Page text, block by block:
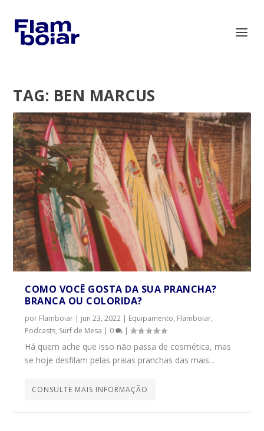
TAG: BEN MARCUS
COMO VOCÊ GOSTA DA SUA PRANCHA?
BRANCA OU COLORIDA?
por Flamboiar | jun 23, 2022 | Equipamento, Flamboiar,
Podcasts, Surf de Mesa | 0 |
Há quem ache que isso não passa de cosmética, mas
se hoje desfilam pelas praias pranchas das mais...
CONSULTE MAIS INFORMAÇÃO